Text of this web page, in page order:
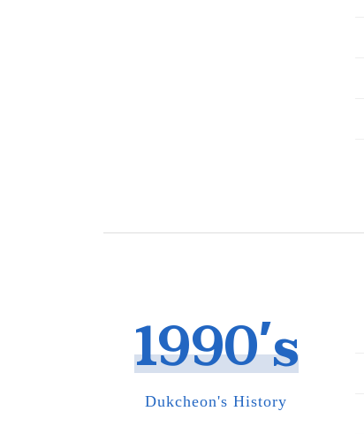
1990's
Dukcheon's History